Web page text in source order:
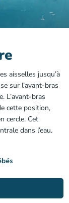
aisselles jusqu’à
sur l’avant-bras
L’avant-bras
cette position,
cercle. Cet
dans l’eau.